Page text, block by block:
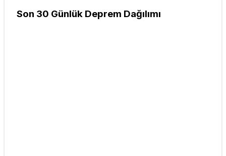
Son 30 Günlük Deprem Dağılımı